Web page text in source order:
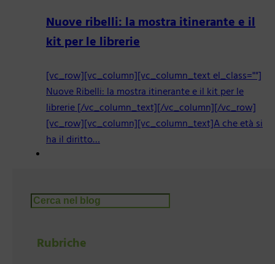
Nuove ribelli: la mostra itinerante e il
kit per le librerie
[vc_row][vc_column][vc_column_text el_class=""]
Nuove Ribelli: la mostra itinerante e il kit per le
librerie [/vc_column_text][/vc_column][/vc_row]
[vc_row][vc_column][vc_column_text]A che età si
ha il diritto…
Cerca
Rubriche